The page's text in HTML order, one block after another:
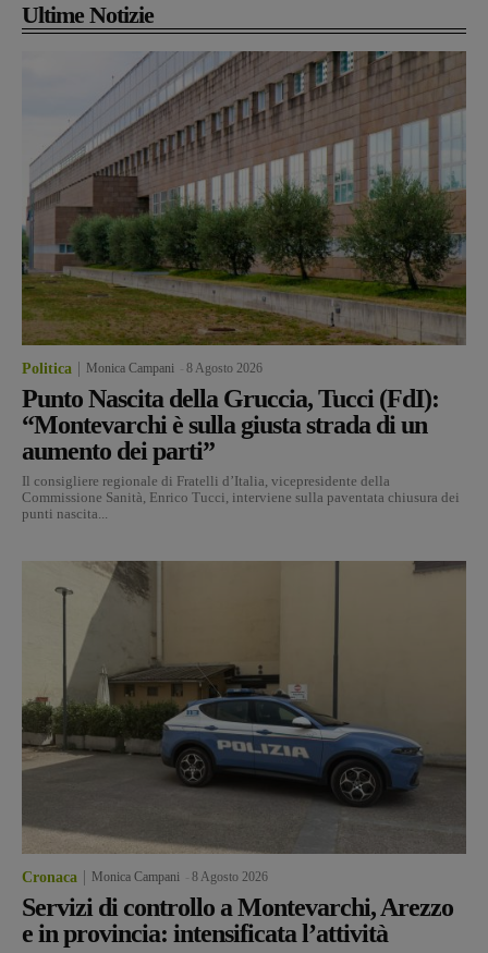
Ultime Notizie
Politica Monica Campani 8 Agosto 2026
Punto Nascita della Gruccia, Tucci (FdI):
“Montevarchi è sulla giusta strada di un
aumento dei parti”
Il consigliere regionale di Fratelli d’Italia, vicepresidente della
Commissione Sanità, Enrico Tucci, interviene sulla paventata chiusura dei
punti nascita...
Cronaca Monica Campani 8 Agosto 2026
Servizi di controllo a Montevarchi, Arezzo
e in provincia: intensificata l’attività